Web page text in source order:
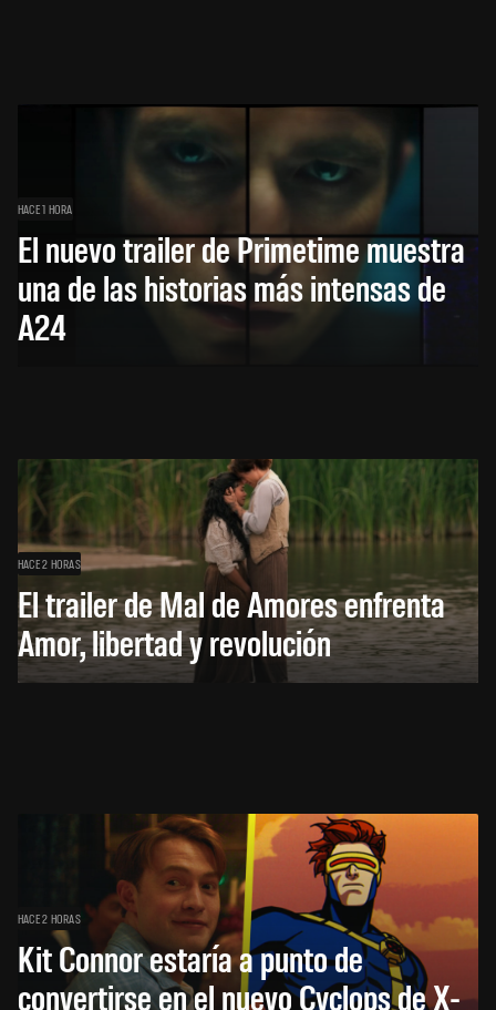
HACE 1 HORA
El nuevo trailer de Primetime muestra
una de las historias más intensas de
A24
HACE 2 HORAS
El trailer de Mal de Amores enfrenta
Amor, libertad y revolución
HACE 2 HORAS
Kit Connor estaría a punto de
convertirse en el nuevo Cyclops de X-